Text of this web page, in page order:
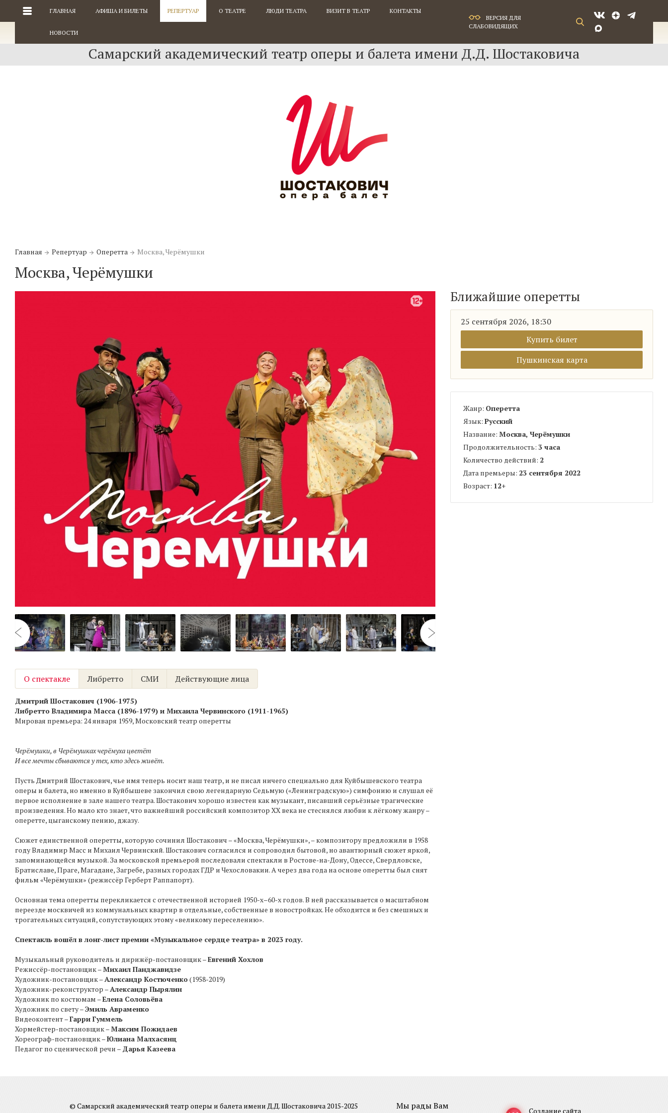
ГЛАВНАЯ АФИША И БИЛЕТЫ РЕПЕРТУАР О ТЕАТРЕ ЛЮДИ ТЕАТРА ВИЗИТ В ТЕАТР КОНТАКТЫ
НОВОСТИ
ВЕРСИЯ ДЛЯ
СЛАБОВИДЯЩИХ
Самарский академический театр оперы и балета имени Д.Д. Шостаковича
Главная Репертуар Оперетта Москва, Черёмушки
Москва, Черёмушки
О спектакле Либретто СМИ Действующие лица
Дмитрий Шостакович (1906-1975)
Либретто Владимира Масса (1896-1979) и Михаила Червинского (1911-1965)
Мировая премьера: 24 января 1959, Московский театр оперетты
Черёмушки, в Черёмушках черёмуха цветёт
И все мечты сбываются у тех, кто здесь живёт.
Пусть Дмитрий Шостакович, чье имя теперь носит наш театр, и не писал ничего специально для Куйбышевского театра
оперы и балета, но именно в Куйбышеве закончил свою легендарную Седьмую («Ленинградскую») симфонию и слушал её
первое исполнение в зале нашего театра. Шостакович хорошо известен как музыкант, писавший серьёзные трагические
произведения. Но мало кто знает, что важнейший российский композитор XX века не стеснялся любви к лёгкому жанру –
оперетте, цыганскому пению, джазу.
Сюжет единственной оперетты, которую сочинил Шостакович – «Москва, Черёмушки», – композитору предложили в 1958
году Владимир Масс и Михаил Червинский. Шостакович согласился и сопроводил бытовой, но авантюрный сюжет яркой,
запоминающейся музыкой. За московской премьерой последовали спектакли в Ростове-на-Дону, Одессе, Свердловске,
Братиславе, Праге, Магадане, Загребе, разных городах ГДР и Чехословакии. А через два года на основе оперетты был снят
фильм «Черёмушки» (режиссёр Герберт Раппапорт).
Основная тема оперетты перекликается с отечественной историей 1950-х–60-х годов. В ней рассказывается о масштабном
переезде москвичей из коммунальных квартир в отдельные, собственные в новостройках. Не обходится и без смешных и
трогательных ситуаций, сопутствующих этому «великому переселению».
Спектакль вошёл в лонг-лист премии «Музыкальное сердце театра» в 2023 году.
Музыкальный руководитель и дирижёр-постановщик –Евгений Хохлов
Режиссёр-постановщик –Михаил Панджавидзе
Художник-постановщик –Александр Костюченко(1958-2019)
Художник-реконструктор –Александр Пырялин
Художник по костюмам –Елена Соловьёва
Художник по свету –Эмиль Авраменко
Видеоконтент –Гарри Гуммель
Хормейстер-постановщик –Максим Пожидаев
Хореограф-постановщик –Юлиана Малхасянц
Педагог по сценической речи – Дарья Казеева
Ближайшие оперетты
25 сентября 2026, 18:30
Купить билет
Пушкинская карта
Жанр: Оперетта
Язык: Русский
Название: Москва, Черёмушки
Продолжительность: 3 часа
Количество действий: 2
Дата премьеры: 23 сентября 2022
Возраст: 12+
© Самарский академический театр оперы и балета имени Д.Д. Шостаковича 2015-2025
Мы рады Вам Создание сайта